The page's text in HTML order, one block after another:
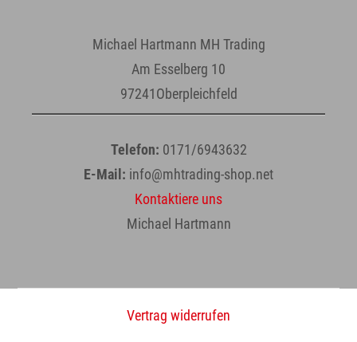
Michael Hartmann MH Trading
Am Esselberg 10
97241Oberpleichfeld
Telefon: 0171/6943632
E-Mail: info@mhtrading-shop.net
Kontaktiere uns
Michael Hartmann
Vertrag widerrufen